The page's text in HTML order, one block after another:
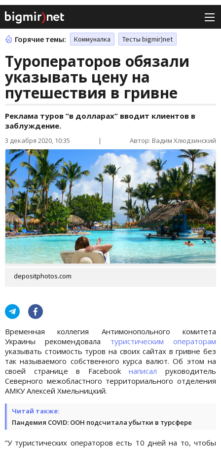
Горячие темы: Коммуналка Тесты bigmir)net
Туроператоров обязали
указывать цену на
путешествия в гривне
Реклама туров “в долларах“ вводит клиентов в
заблуждение.
3 декабря 2020, 10:35 | Автор: Вадим Хлюдзинский
depositphotos.com
Временная коллегия Антимонопольного комитета
Украины рекомендовала туристическим операторам
указывать стоимость туров на своих сайтах в гривне без
так называемого собственного курса валют. Об этом на
своей странице в Facebookнаписал руководитель
Северного межобластного территориального отделения
АМКУ Алексей Хмельницкий.
Читай также:
Пандемия COVID: ООН подсчитала убытки в турсфере
“У туристических операторов есть 10 дней на то, чтобы